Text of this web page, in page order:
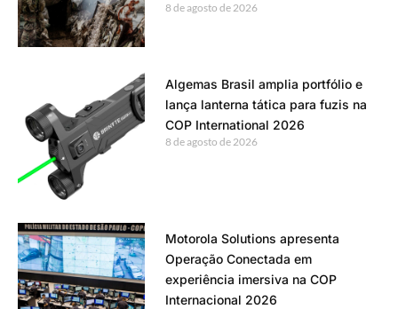
8 de agosto de 2026
Algemas Brasil amplia portfólio e
lança lanterna tática para fuzis na
COP International 2026
8 de agosto de 2026
Motorola Solutions apresenta
Operação Conectada em
experiência imersiva na COP
Internacional 2026